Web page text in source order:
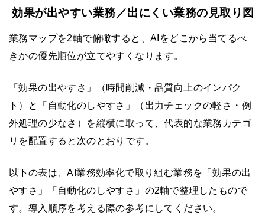
効果が出やすい業務／出にくい業務の見取り図
業務マップを2軸で俯瞰すると、AIをどこから当てるべ
きかの優先順位が立てやすくなります。
「効果の出やすさ」（時間削減・品質向上のインパク
ト）と「自動化のしやすさ」（出力チェックの軽さ・例
外処理の少なさ）を縦横に取って、代表的な業務カテゴ
リを配置すると次のとおりです。
以下の表は、AI業務効率化で取り組む業務を「効果の出
やすさ」「自動化のしやすさ」の2軸で整理したもので
す。導入順序を考える際の参考にしてください。